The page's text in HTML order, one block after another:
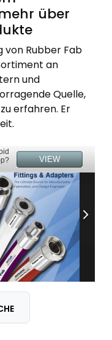
über
Rubber Fab
an
und
Quelle,
erfahren. Er